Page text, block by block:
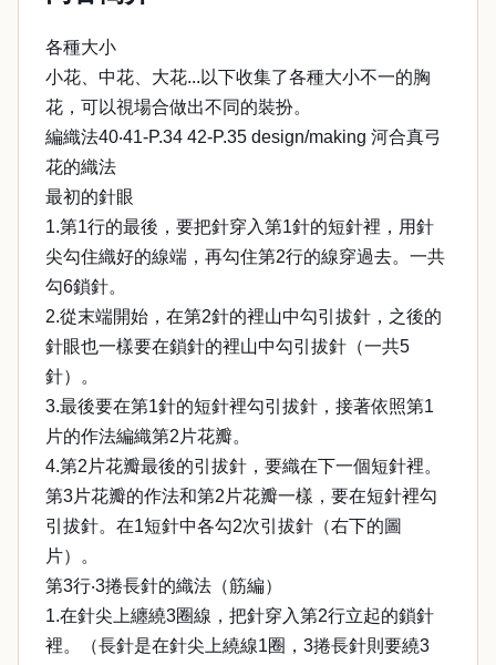
各種大小
小花、中花、大花...以下收集了各種大小不一的胸
花，可以視場合做出不同的裝扮。
編織法40‧41-P.34 42-P.35 design/making 河合真弓
花的織法
最初的針眼
1.第1行的最後，要把針穿入第1針的短針裡，用針
尖勾住織好的線端，再勾住第2行的線穿過去。一共
勾6鎖針。
2.從末端開始，在第2針的裡山中勾引拔針，之後的
針眼也一樣要在鎖針的裡山中勾引拔針（一共5
針）。
3.最後要在第1針的短針裡勾引拔針，接著依照第1
片的作法編織第2片花瓣。
4.第2片花瓣最後的引拔針，要織在下一個短針裡。
第3片花瓣的作法和第2片花瓣一樣，要在短針裡勾
引拔針。在1短針中各勾2次引拔針（右下的圖
片）。
第3行‧3捲長針的織法（筋編）
1.在針尖上纏繞3圈線，把針穿入第2行立起的鎖針
裡。（長針是在針尖上繞線1圈，3捲長針則要繞3